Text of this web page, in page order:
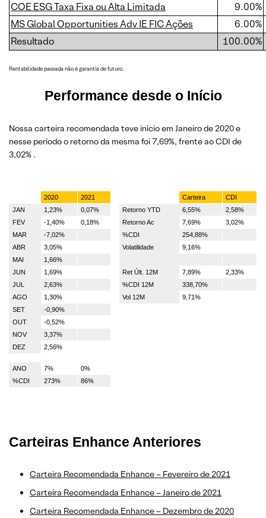
COE ESG Taxa Fixa ou Alta Limitada
9.00%
MS Global Opportunities Adv IE FIC Ações
6.00%
Resultado
100.00%
Rentabilidade passada não é garantia de futuro.
Performance desde o Início
Nossa carteira recomendada teve início em Janeiro de 2020 e
nesse período o retorno da mesma foi 7,69%, frente ao CDI de
3,02% .
2020 2021 Carteira
CDI
JAN
1,23% 0,07% Retorno YTD 6,55%
2,58%
FEV
-1,40% 0,18% Retorno Ac 7,69%
3,02%
MAR
-7,02% %CDI
254,88%
ABR
3,05% Volatilidade
9,16%
MAI
1,66%
JUN
1,69% Ret Últ. 12M 7,89%
2,33%
JUL
2,63% %CDI 12M
338,70%
AGO
1,30% Vol 12M
9,71%
SET
-0,90%
OUT
-0,52%
NOV
3,37%
DEZ
2,56%
ANO 7%
0%
%CDI
273% 86%
Carteiras Enhance Anteriores
Carteira Recomendada Enhance – Fevereiro de 2021
Carteira Recomendada Enhance – Janeiro de 2021
Carteira Recomendada Enhance – Dezembro de 2020